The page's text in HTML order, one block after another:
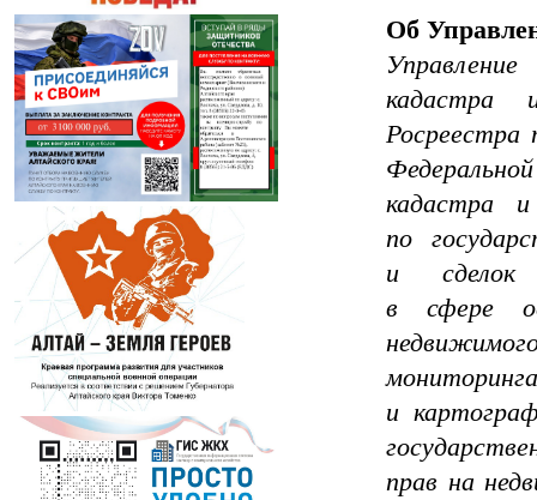
Об
кадастра
Росреестра
кадастра
по
и сделок
в сфере
и
прав на